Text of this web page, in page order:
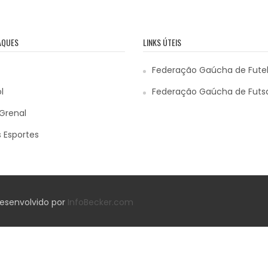
LINKS ÚTEIS
Federação Gaúcha de
Federação Gaúcha de
por InfoBecker.com